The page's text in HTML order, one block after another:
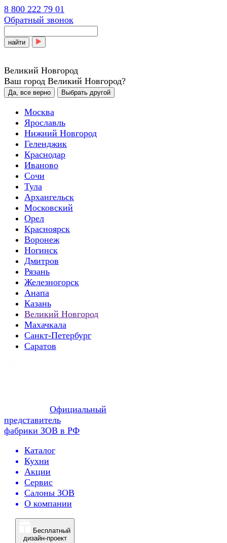
8 800 222 79 01
Обратный звонок
найти
Великий Новгород
Ваш город Великий Новгород?
Да, все верно Выбрать другой
Москва
Ярославль
Нижний Новгород
Геленджик
Краснодар
Иваново
Сочи
Тула
Архангельск
Московский
Орел
Красноярск
Воронеж
Ногинск
Дмитров
Рязань
Железногорск
Анапа
Казань
Великий Новгород
Махачкала
Санкт-Петербург
Саратов
Официальный
представитель
фабрики ЗОВ в РФ
Каталог
Кухни
Акции
Сервис
Салоны ЗОВ
О компании
Бесплатный
дизайн-проект